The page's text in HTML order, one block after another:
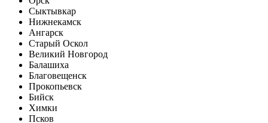
Сыктывкар
Нижнекамск
Ангарск
Старый Оскол
Великий Новгород
Балашиха
Благовещенск
Прокопьевск
Бийск
Химки
Псков